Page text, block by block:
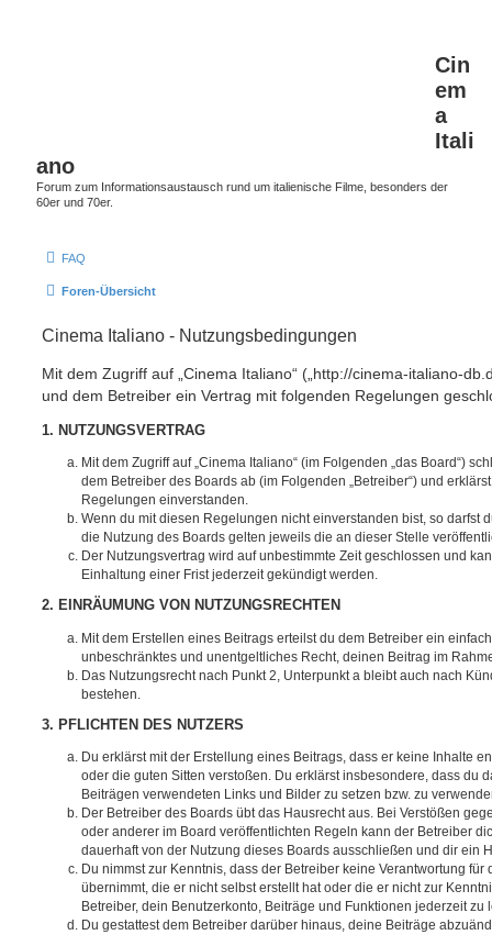
Cin
em
a
Itali
ano
Forum zum Informationsaustausch rund um italienische Filme, besonders der
60er und 70er.
FAQ
Foren-Übersicht
Cinema Italiano - Nutzungsbedingungen
Mit dem Zugriff auf „Cinema Italiano“ („http://cinema-italiano-
und dem Betreiber ein Vertrag mit folgenden Regelungen
1. NUTZUNGSVERTRAG
Mit dem Zugriff auf „Cinema Italiano“ (im Folgenden „das Board“)
dem Betreiber des Boards ab (im Folgenden „Betreiber“) und
Regelungen einverstanden.
Wenn du mit diesen Regelungen nicht einverstanden bist, so darfst
die Nutzung des Boards gelten jeweils die an dieser Stelle
Der Nutzungsvertrag wird auf unbestimmte Zeit geschlossen und
Einhaltung einer Frist jederzeit gekündigt werden.
2. EINRÄUMUNG VON NUTZUNGSRECHTEN
Mit dem Erstellen eines Beitrags erteilst du dem Betreiber ein
unbeschränktes und unentgeltliches Recht, deinen Beitrag im
Das Nutzungsrecht nach Punkt 2, Unterpunkt a bleibt auch nach
bestehen.
3. PFLICHTEN DES NUTZERS
Du erklärst mit der Erstellung eines Beitrags, dass er keine Inhalte
oder die guten Sitten verstoßen. Du erklärst insbesondere, dass du
Beiträgen verwendeten Links und Bilder zu setzen bzw. zu
Der Betreiber des Boards übt das Hausrecht aus. Bei Verstößen
oder anderer im Board veröffentlichten Regeln kann der Betreiber
dauerhaft von der Nutzung dieses Boards ausschließen und dir ein
Du nimmst zur Kenntnis, dass der Betreiber keine Verantwortung für
übernimmt, die er nicht selbst erstellt hat oder die er nicht zur
Betreiber, dein Benutzerkonto, Beiträge und Funktionen jederzeit zu
Du gestattest dem Betreiber darüber hinaus, deine Beiträge